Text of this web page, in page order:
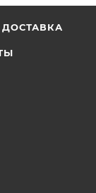
ДОСТАВКА